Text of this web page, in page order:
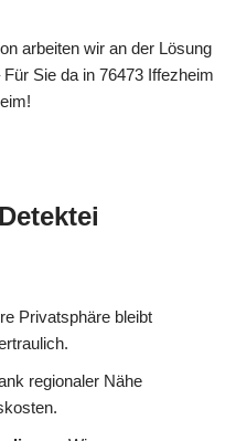
arbeiten wir an der Lösung
Sie da in 76473 Iffezheim
Privatsphäre bleibt
regionaler Nähe